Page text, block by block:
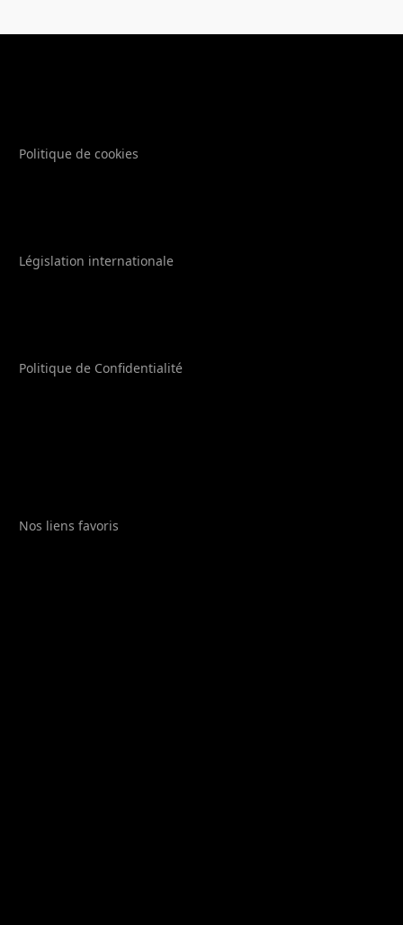
Politique de cookies
Législation internationale
Politique de Confidentialité
Nos liens favoris